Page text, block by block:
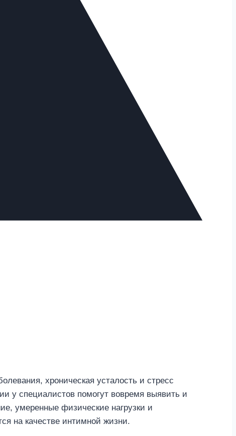
хроническая усталость и стресс
у специалистов помогут вовремя выявить и
умеренные физические нагрузки и
на качестве интимной жизни.